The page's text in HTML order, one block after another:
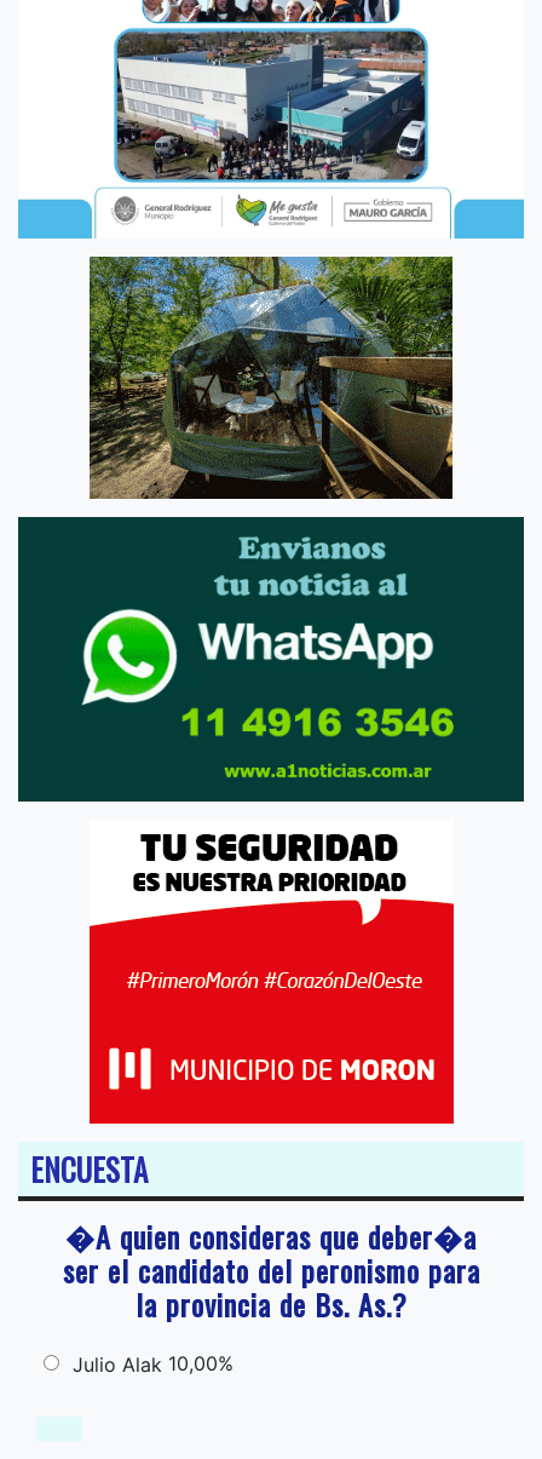
ENCUESTA
�A quien consideras que deber�a
ser el candidato del peronismo para
la provincia de Bs. As.?
Julio Alak 10,00%